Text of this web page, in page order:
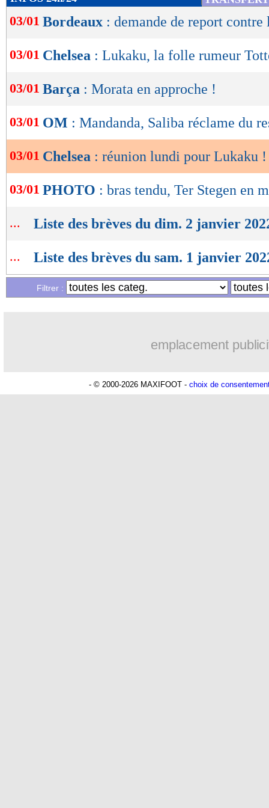
de
lecture
OK
03/01 Bordeaux : demande de report
03/01 Chelsea : Lukaku, la folle rumeur
03/01 Barça : Morata en approche !
03/01 OM : Mandanda, Saliba réclame du
03/01 Chelsea : réunion lundi pour Lukaku !
03/01 PHOTO : bras tendu, Ter Stegen en
... Liste des brèves du dim. 2 janvier
... Liste des brèves du sam. 1 janvier
Filtrer :
emplacement
- © 2000-2026 MAXIFOOT - choix de